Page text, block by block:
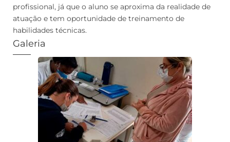
profissional, já que o aluno se aproxima da realidade de
atuação e tem oportunidade de treinamento de
habilidades técnicas.
Galeria